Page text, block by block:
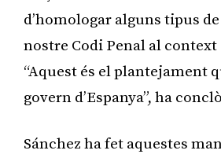
d’homologar alguns tipus
nostre Codi Penal al context
“Aquest és el plantejament
govern d’Espanya”, ha
Sánchez ha fet aquestes